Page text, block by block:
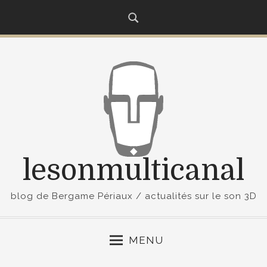
i
lesonmulticanal
blog de Bergame Périaux / actualités sur le son 3D
MENU